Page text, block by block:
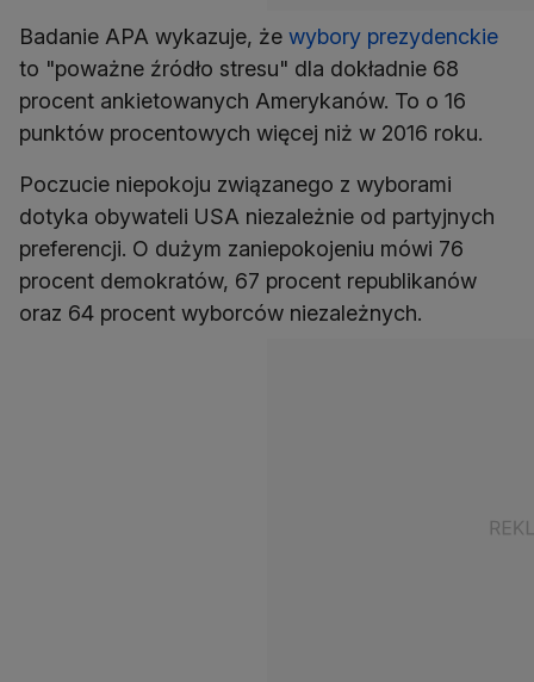
Badanie APA wykazuje, że wybory prezydenckie
to "poważne źródło stresu" dla dokładnie 68
procent ankietowanych Amerykanów. To o 16
punktów procentowych więcej niż w 2016 roku.
Poczucie niepokoju związanego z wyborami
dotyka obywateli USA niezależnie od partyjnych
preferencji. O dużym zaniepokojeniu mówi 76
procent demokratów, 67 procent republikanów
oraz 64 procent wyborców niezależnych.